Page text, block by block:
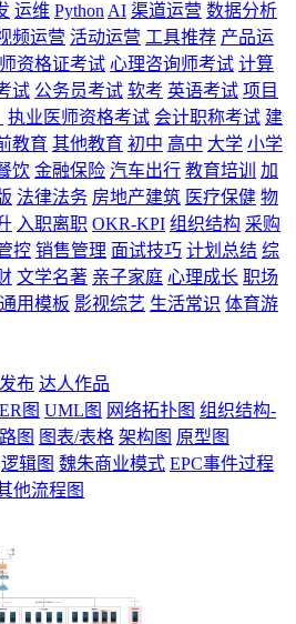
运维 Python AI 渠道运营 数据分析
频运营 活动运营 工具推荐 产品运
资格证考试 心理咨询师考试 计算
试 公务员考试 软考 英语考试 项目
执业医师资格考试 会计职称考试 建
教育 其他教育 初中 高中 大学 小学
饮 金融保险 汽车出行 教育培训
加
法律法务 房地产建筑 医疗保健 物
入职离职 OKR-KPI 组织结构 采购
控 销售管理 面试技巧 计划总结 综
文学名著 亲子家庭 心理成长 职场
通用模板 影视综艺 生活常识 体育游
布 达人作品
ER图 UML图 网络拓扑图 组织结构-
图 图表/表格 架构图 原型图
逻辑图 魏朱商业模式 EPC事件过程
他流程图